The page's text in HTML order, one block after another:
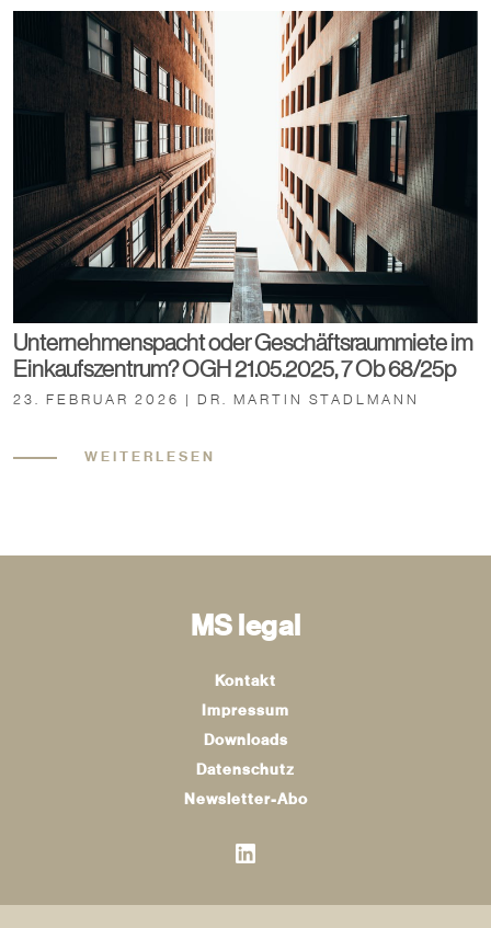
Unternehmenspacht oder Geschäftsraummiete im
Einkaufszentrum? OGH 21.05.2025, 7 Ob 68/25p
23. FEBRUAR 2026 | DR. MARTIN STADLMANN
WEITERLESEN
MS legal
Kontakt
Impressum
Downloads
Datenschutz
Newsletter-Abo